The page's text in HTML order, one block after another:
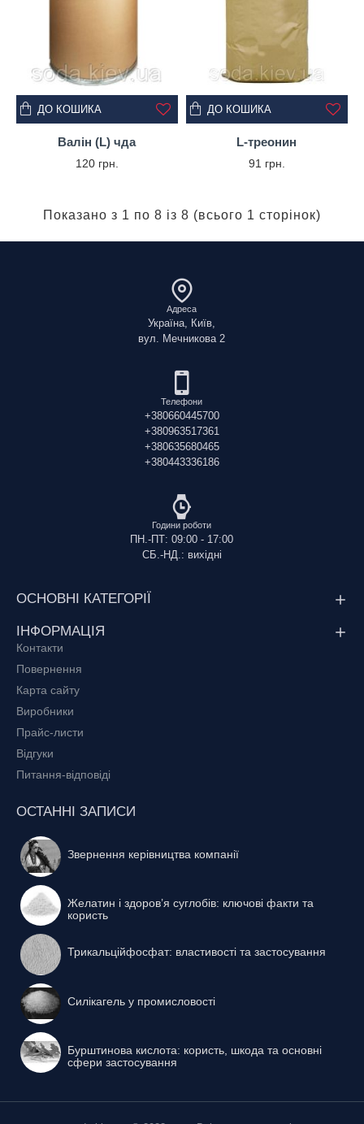
Валін (L) чда
120 грн.
ДО КОШИКА
L-треонин
91 грн.
ДО КОШИКА
Показано з 1 по 8 із 8 (всього 1 сторінок)
Адреса
Україна, Київ,
вул. Мечникова 2
Телефони
+380660445700
+380963517361
+380635680465
+380443336186
Години роботи
ПН.-ПТ: 09:00 - 17:00
СБ.-НД.: вихідні
ОСНОВНІ КАТЕГОРІЇ
ІНФОРМАЦІЯ
Контакти
Повернення
Карта сайту
Виробники
Прайс-листи
Відгуки
Питання-відповіді
ОСТАННІ ЗАПИСИ
Звернення керівництва компанії
Желатин і здоров’я суглобів: ключові факти та
користь
Трикальційфосфат: властивості та застосування
Силікагель у промисловості
Бурштинова кислота: користь, шкода та основні
сфери застосування